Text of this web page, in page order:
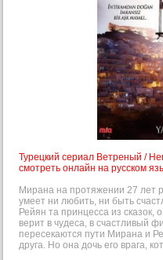
Турецкий сериал Ветреный /
смотреть онлайн на русском
Мирана на протяжении 27 лет
умеет ни любить, ни быть
Рейян та принцесса из сказок,
верит в чудеса, в счастливый
пересекаются пути Мирана и
друга. Но она дочь его врага,